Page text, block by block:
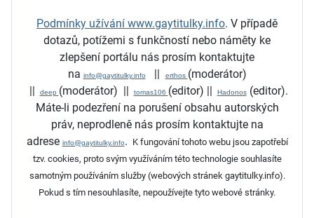
Podmínky užívání www.gaytitulky.info. V případě
dotazů, potížemi s funkčností nebo náměty ke
zlepšení portálu nás prosím kontaktujte
na info@gaytitulky.info erthos (moderátor)
deep (moderátor) tomas106 (editor) Hadonos (editor).
Máte-li podezření na porušení obsahu autorských
práv, neprodleně nás prosím kontaktujte na
adrese info@gaytitulky.info. K fungování tohoto webu jsou zapotřebí
tzv. cookies, proto svým využíváním této technologie souhlasíte
samotným používáním služby (webových stránek gaytitulky.info).
Pokud s tím nesouhlasíte, nepoužívejte tyto webové stránky.